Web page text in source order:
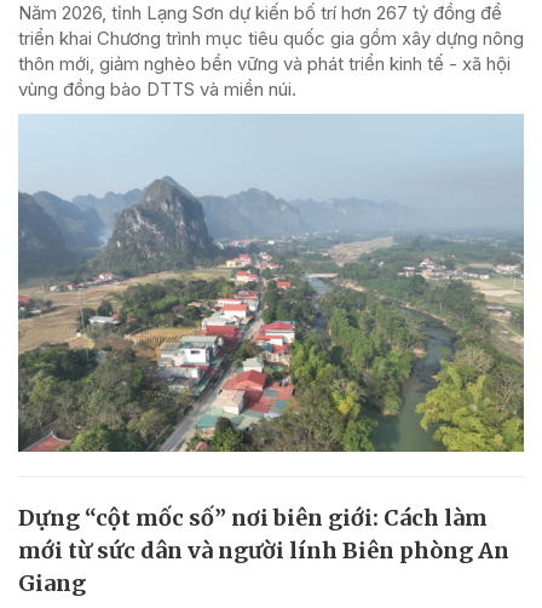
Năm 2026, tỉnh Lạng Sơn dự kiến bố trí hơn 267 tỷ đồng để
triển khai Chương trình mục tiêu quốc gia gồm xây dựng nông
thôn mới, giảm nghèo bền vững và phát triển kinh tế - xã hội
vùng đồng bào DTTS và miền núi.
Dựng “cột mốc số” nơi biên giới: Cách làm
mới từ sức dân và người lính Biên phòng An
Giang